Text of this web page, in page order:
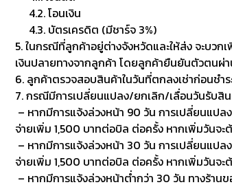
4.2. โอนเงิน
4.3. บัตรเครดิต (มีชาร์จ 3%)
5. ในกรณีที่ลูกค้าอยู่ต่างจังหวัดและให้ส่ง จะบวก
เงินปลายทางจากลูกค้า โดยลูกค้ายืนยันตัวตนผ่
6. ลูกค้าตรวจสอบสินค้าในวันที่ตกลงเช่าก่อนชำ
7. กรณีมีการเปลี่ยนแปลง/ยกเลิก/เลื่อนวันรับสิ
– หากมีการแจ้งล่วงหน้า 90 วัน การเปลี่ยนแป
จ่ายเพิ่ม 1,500 บาทต่อบิล ต่อครั้ง หากเพิ่มวันจะ
– หากมีการแจ้งล่วงหน้า 30 วัน การเปลี่ยนแปล
จ่ายเพิ่ม 1,500 บาทต่อบิล ต่อครั้ง หากเพิ่มวันจ
– หากมีการแจ้งล่วงหน้าต่ำกว่า 30 วัน ทางร้า